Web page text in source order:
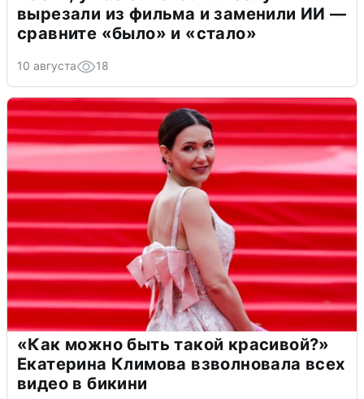
вырезали из фильма и заменили ИИ —
сравните «было» и «стало»
10 августа 18
«Как можно быть такой красивой?»
Екатерина Климова взволновала всех
видео в бикини